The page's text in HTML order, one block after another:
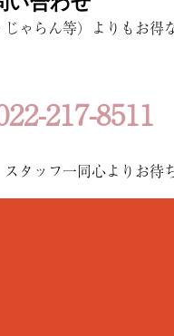
ゃらん等）よりもお得
217-8511
タッフ一同心よりお待